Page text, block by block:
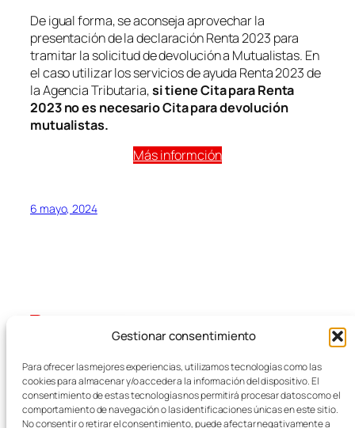
Gestionar consentimiento
Para ofrecer las mejores experiencias, utilizamos tecnologías como las
cookies para almacenar y/o acceder a la información del dispositivo. El
consentimiento de estas tecnologías nos permitirá procesar datos como el
comportamiento de navegación o las identificaciones únicas en este sitio.
No consentir o retirar el consentimiento, puede afectar negativamente a
De igual forma, se aconseja aprovechar la
presentación de la declaración Renta 2023 para
tramitar la solicitud de devolución a Mutualistas. En
el caso utilizar los servicios de ayuda Renta 2023 de
la Agencia Tributaria,si tiene Cita para Renta
2023 no es necesario Cita para devolución
mutualistas.
Más informción
6 mayo, 2024
FEMZ
Empresas del Metal
Acerca de
FAQs
Autores
Eventos
Tienda
Patrones
Temas